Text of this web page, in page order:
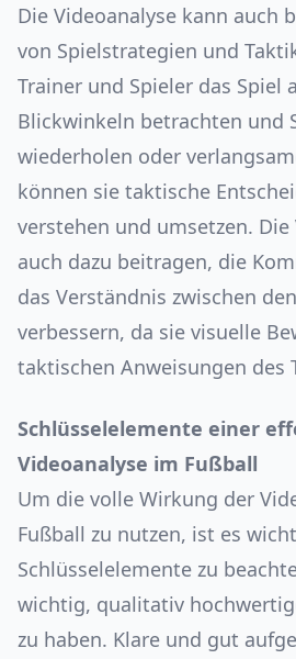
Die Videoanalyse kann auch
von Spielstrategien und
Trainer und Spieler das Spiel
Blickwinkeln betrachten und
wiederholen oder
können sie taktische
verstehen und umsetzen. Die
auch dazu beitragen, die
das Verständnis zwischen
verbessern, da sie visuelle
taktischen Anweisungen des
Schlüsselelemente einer
Videoanalyse im Fußball
Um die volle Wirkung der
Fußball zu nutzen, ist es
Schlüsselelemente zu
wichtig, qualitativ
zu haben. Klare und gut